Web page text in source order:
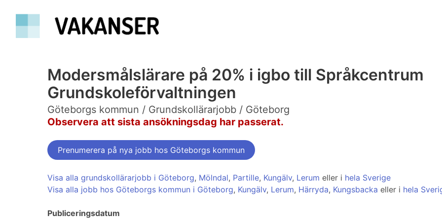
Modersmålslärare på 20% i igbo till Språkcentrum
Grundskoleförvaltningen
Göteborgs kommun / Grundskollärarjobb / Göteborg
Observera att sista ansökningsdag har passerat.
Prenumerera på nya jobb hos Göteborgs kommun
Visa alla grundskollärarjobb i Göteborg, Mölndal, Partille, Kungälv, Lerum eller i hela Sverige
Visa alla jobb hos Göteborgs kommun i Göteborg, Kungälv, Lerum, Härryda, Kungsbacka eller i hela
Publiceringsdatum